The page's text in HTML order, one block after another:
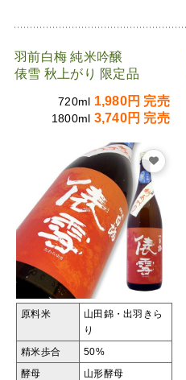
羽前白梅 純米吟醸
俵雪 秋上がり 限定品
720ml 1,980円 完売
1800ml 3,740円 完売
原料米
山田錦・出羽きら
り
精米歩合 50%
酵母 山形酵母